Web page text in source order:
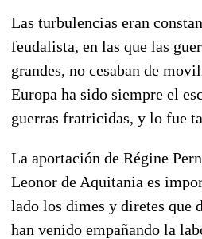
Las turbulencias eran
feudalista, en las que las
grandes, no cesaban de
Europa ha sido siempre el
guerras fratricidas, y lo fue
La aportación de Régine
Leonor de Aquitania es
lado los dimes y diretes que
han venido empañando la